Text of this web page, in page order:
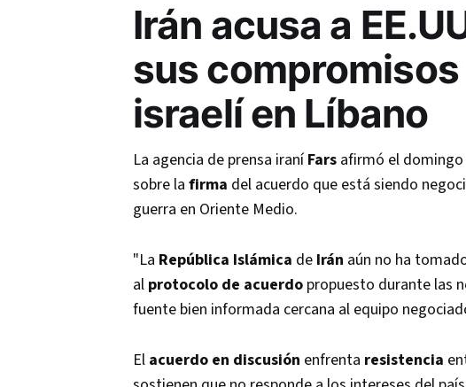
Irán acusa a
sus
israelí en Líbano
La agencia de prensa iraníFars afirmó el
sobre la firma del acuerdo que está siendo
guerra en Oriente Medio.
"La República Islámica de Irán aún no ha
al protocolo de acuerdo propuesto durante las
fuente bien informada cercana al equipo
El acuerdo en discusión enfrenta resistencia